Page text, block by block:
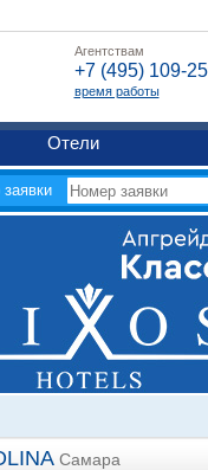
Агентствам
+7 (495) 109-
время работы
Отели
Самара